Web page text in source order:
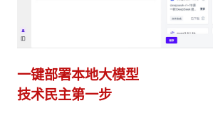
一键部署本地大模型
技术民主第一步